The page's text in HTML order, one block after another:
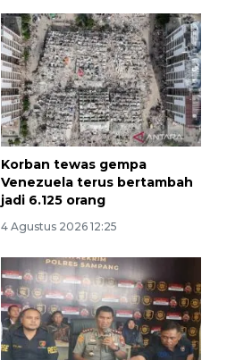
Korban tewas gempa
Venezuela terus bertambah
jadi 6.125 orang
4 Agustus 2026 12:25